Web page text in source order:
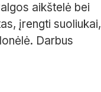
aikštelė bei
įrengti suoliukai,
Darbus